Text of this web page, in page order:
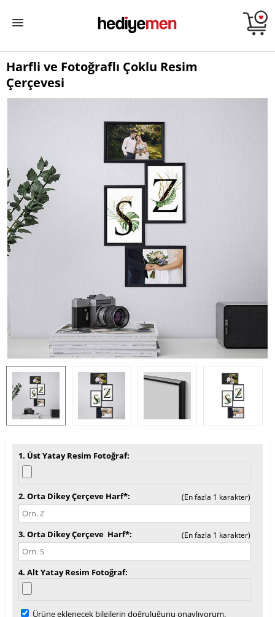
Harfli ve Fotoğraflı Çoklu Resim
Çerçevesi
1. Üst Yatay Resim Fotoğraf
2. Orta Dikey Çerçeve Harf* (En fazla 1 karakter)
3. Orta Dikey Çerçeve Harf* (En fazla 1 karakter)
4. Alt Yatay Resim Fotoğraf
Ürüne eklenecek bilgilerin doğruluğunu onaylıyorum.